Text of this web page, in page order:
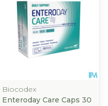
Biocodex
Enteroday Care Caps 30